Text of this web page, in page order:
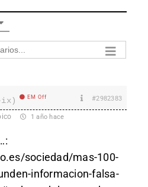
EM Off #2982383
1 año hace
sociedad/mas-100-
informacion-falsa-